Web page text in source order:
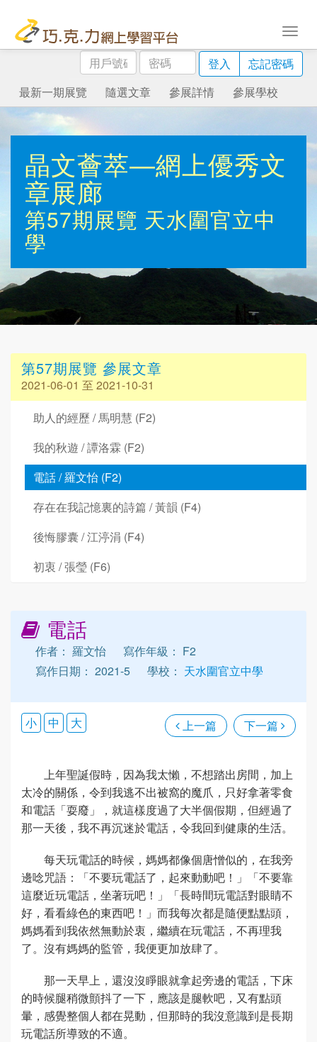
用
戶
號
碼
密
碼
登入
忘記密碼
最新一期展覽
隨選文章 參展詳情 參展學校
晶文薈萃—網上優秀文
章展廊
第57期展覽 天水圍官立中
學
第57期展覽 參展文章
2021-06-01 至 2021-10-31
助人的經歷 / 馬明慧 (F2)
我的秋遊 / 譚洛霖 (F2)
電話 / 羅文怡 (F2)
存在在我記憶裏的詩篇 / 黃韻 (F4)
後悔膠囊 / 江渟涓 (F4)
初衷 / 張瑩 (F6)
電話
作者： 羅文怡
寫作年級： F2
寫作日期： 2021-5
學校： 天水圍官立中學
上一篇 下一篇
小 中 大
上年聖誕假時，因為我太懶，不想踏出房間，加上
太冷的關係，令到我逃不出被窩的魔爪，只好拿著零食
和電話「耍廢」，就這樣度過了大半個假期，但經過了
那一天後，我不再沉迷於電話，令我回到健康的生活。
每天玩電話的時候，媽媽都像個唐憎似的，在我旁
邊唸咒語：「不要玩電話了，起來動動吧！」「不要靠
這麼近玩電話，坐著玩吧！」「長時間玩電話對眼睛不
好，看看綠色的東西吧！」而我每次都是隨便點點頭，
媽媽看到我依然無動於衷，繼續在玩電話，不再理我
了。沒有媽媽的監管，我便更加放肆了。
那一天早上，還沒沒睜眼就拿起旁邊的電話，下床
的時候腿稍微顫抖了一下，應該是腿軟吧，又有點頭
暈，感覺整個人都在晃動，但那時的我沒意識到是長期
玩電話所導致的不適。